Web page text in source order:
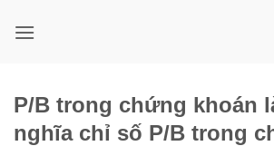
qua
P/B trong chứng khoán
nghĩa chỉ số P/B trong